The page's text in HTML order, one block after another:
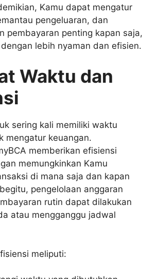
Kamu dapat mengatur
pengeluaran, dan
pembayaran penting kapan saja,
lebih nyaman dan efisien.
Waktu dan
sering kali memiliki waktu
mengatur keuangan.
memberikan efisiensi
memungkinkan Kamu
di mana saja dan kapan
pengelolaan anggaran
rutin dapat dilakukan
atau mengganggu jadwal
meliputi: